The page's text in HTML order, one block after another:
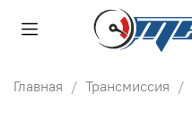
Главная Трансмиссия